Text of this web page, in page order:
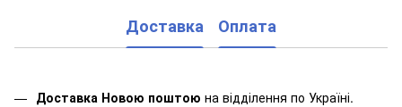
Доставка Оплата
Доставка Новою поштою на відділення по Україні.